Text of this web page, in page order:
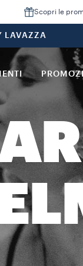
Scopri le
LAVAZZA